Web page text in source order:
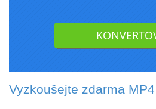
Vyzkoušejte zdarma